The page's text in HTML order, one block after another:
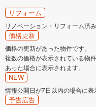
リフォーム
リノベーション・リフォーム済
価格更新
価格の更新があった物件です。
複数の価格が表示されている物
あった場合に表示されます。
NEW
情報公開日が7日以内の場合に表
予告広告